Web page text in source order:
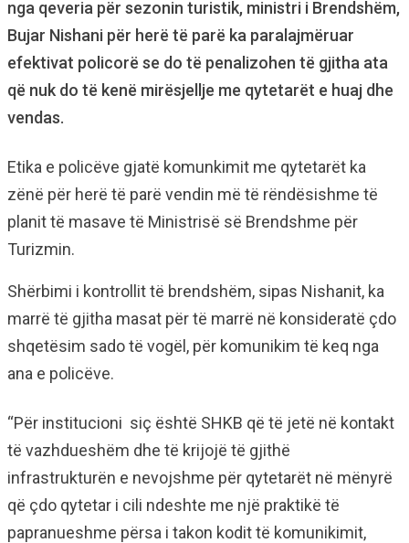
nga qeveria për sezonin turistik, ministri i Brendshëm,
Bujar Nishani për herë të parë ka paralajmëruar
efektivat policorë se do të penalizohen të gjitha ata
që nuk do të kenë mirësjellje me qytetarët e huaj dhe
vendas.
Etika e policëve gjatë komunkimit me qytetarët ka
zënë për herë të parë vendin më të rëndësishme të
planit të masave të Ministrisë së Brendshme për
Turizmin.
Shërbimi i kontrollit të brendshëm, sipas Nishanit, ka
marrë të gjitha masat për të marrë në konsideratë çdo
shqetësim sado të vogël, për komunikim të keq nga
ana e policëve.
“Për institucioni siç është SHKB që të jetë në kontakt
të vazhdueshëm dhe të krijojë të gjithë
infrastrukturën e nevojshme për qytetarët në mënyrë
që çdo qytetar i cili ndeshte me një praktikë të
papranueshme përsa i takon kodit të komunikimit,